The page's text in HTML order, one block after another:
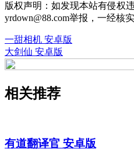
版权声明：如发现本站有侵权
yrdown@88.com举报，一经核
一甜相机 安卓版
大剑仙 安卓版
相关推荐
有道翻译官 安卓版